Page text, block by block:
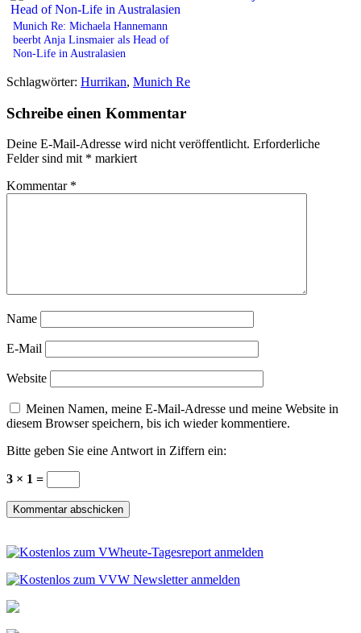
Munich Re: Michaela Hannemann
beerbt Anja Linsmaier als Head of
Non-Life in Australasien
Schlagwörter: Hurrikan, Munich Re
Schreibe einen Kommentar
Deine E-Mail-Adresse wird nicht veröffentlicht. Erforderliche
Felder sind mit * markiert
Kommentar *
Name
E-Mail
Website
Meinen Namen, meine E-Mail-Adresse und meine Website in
diesem Browser speichern, bis ich wieder kommentiere.
Bitte geben Sie eine Antwort in Ziffern ein:
3 × 1 =